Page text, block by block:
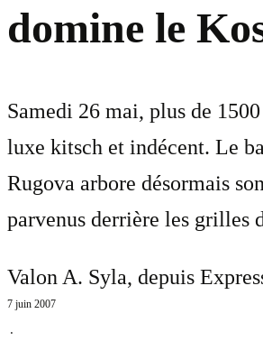
domine le
Samedi 26 mai, plus de
luxe kitsch et indécent. Le
Rugova arbore désormais
parvenus derrière les grilles
Valon A. Syla, depuis
7 juin 2007
⋅